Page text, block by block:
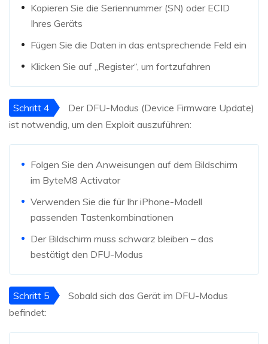
Kopieren Sie die Seriennummer (SN) oder ECID
Ihres Geräts
Fügen Sie die Daten in das entsprechende Feld ein
Klicken Sie auf „Register“, um fortzufahren
Schritt 4
Der DFU-Modus (Device Firmware Update)
ist notwendig, um den Exploit auszuführen:
Folgen Sie den Anweisungen auf dem Bildschirm
im ByteM8 Activator
Verwenden Sie die für Ihr iPhone-Modell
passenden Tastenkombinationen
Der Bildschirm muss schwarz bleiben – das
bestätigt den DFU-Modus
Schritt 5
Sobald sich das Gerät im DFU-Modus
befindet: